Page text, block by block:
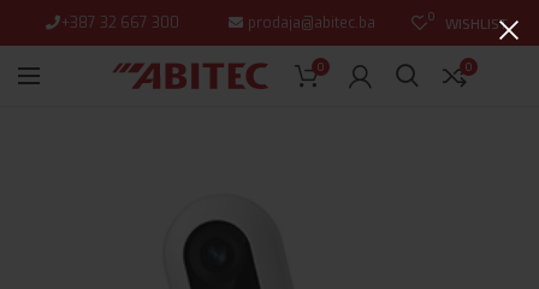
+387 32 667 300 prodaja@abitec.ba 0 WISHLIST
0 0